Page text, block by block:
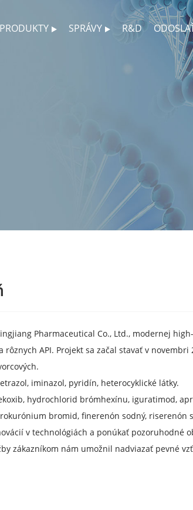
PRODUKTY SPRÁVY R&D
Pharmaceutical Co., Ltd., modernej
API. Projekt sa začal stavať v novembri
iminazol, pyridín, heterocyklické látky.
hydrochlorid brómhexínu, iguratimod,
bromid, finerenón sodný, riserenón
v technológiách a ponúkať pozoruhodné
zákazníkom nám umožnil nadviazať pevné